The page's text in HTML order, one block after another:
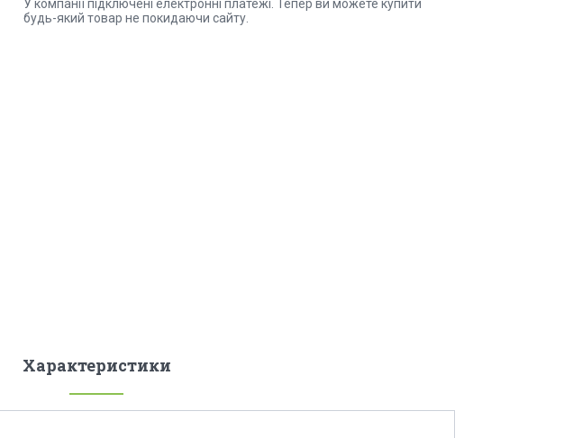
У компанії підключені електронні платежі. Тепер ви можете купити
будь-який товар не покидаючи сайту.
Характеристики